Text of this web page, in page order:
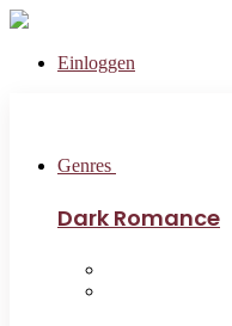
Einloggen
Genres
Dark Romance